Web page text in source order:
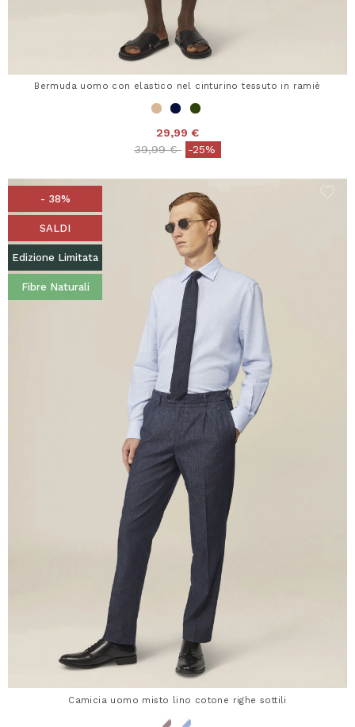
Bermuda uomo con elastico nel cinturino tessuto in ramiè
29,99 €
Price reduced from
39,99 €to-25%
- 38%
SALDI
Edizione Limitata
Fibre Naturali
Camicia uomo misto lino cotone righe sottili